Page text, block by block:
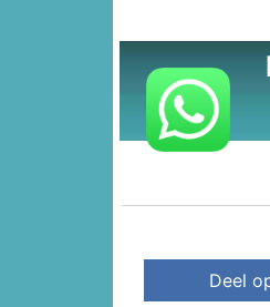
Deel